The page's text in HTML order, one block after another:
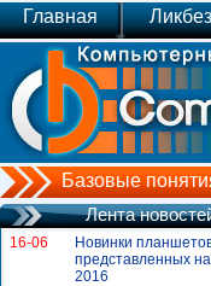
Главная Ликбез
Базовые
Лента
16-06
Новинки
представленных
2016